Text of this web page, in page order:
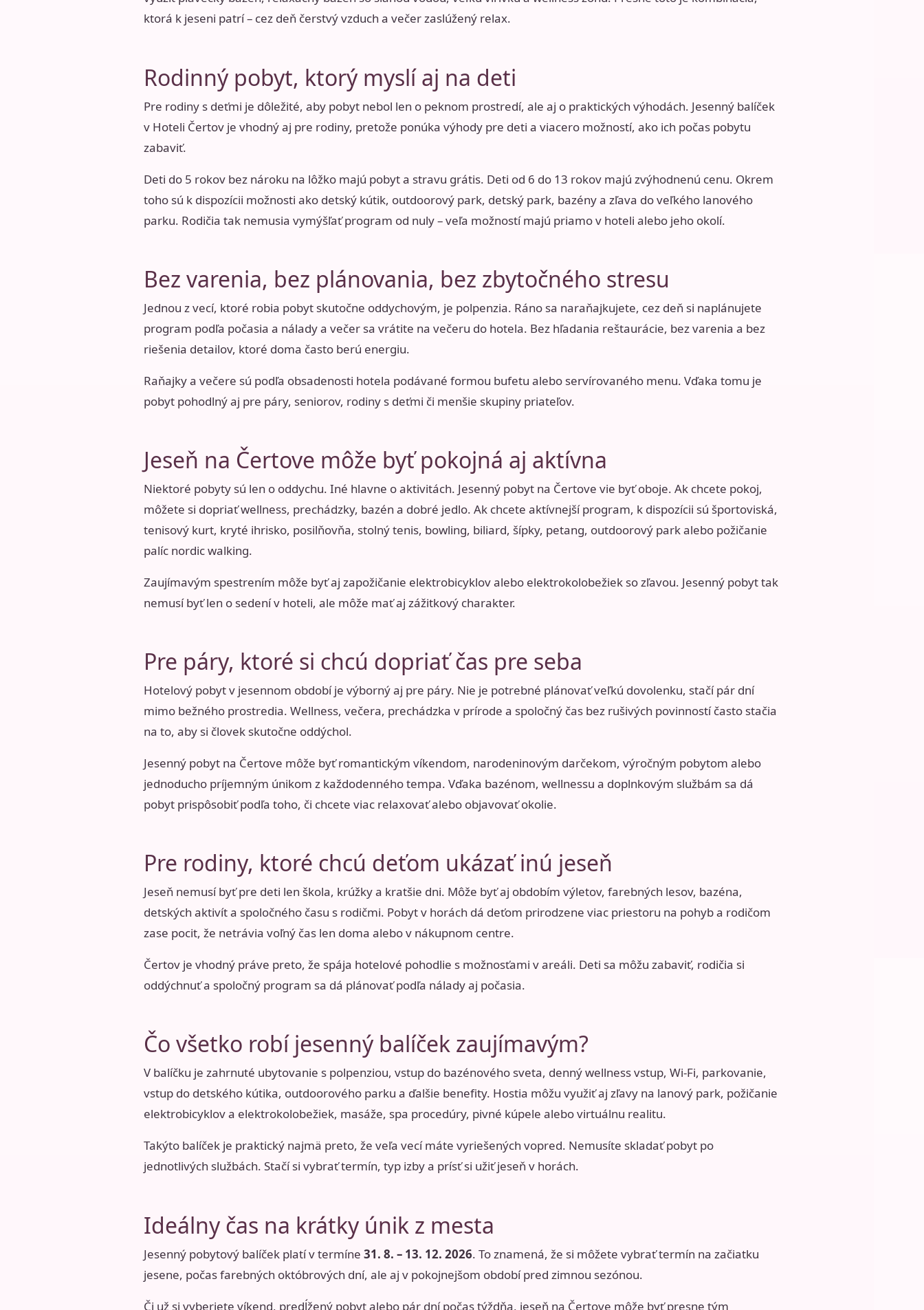
ktorá k jeseni patrí – cez deň čerstvý vzduch a večer zaslúžený relax.
Rodinný pobyt, ktorý myslí aj na deti
Pre rodiny s deťmi je dôležité, aby pobyt nebol len o peknom prostredí, ale aj o praktických výhodách. Jesenný balíček
v Hoteli Čertov je vhodný aj pre rodiny, pretože ponúka výhody pre deti a viacero možností, ako ich počas pobytu
zabaviť.
Deti do 5 rokov bez nároku na lôžko majú pobyt a stravu grátis. Deti od 6 do 13 rokov majú zvýhodnenú cenu. Okrem
toho sú k dispozícii možnosti ako detský kútik, outdoorový park, detský park, bazény a zľava do veľkého lanového
parku. Rodičia tak nemusia vymýšľať program od nuly – veľa možností majú priamo v hoteli alebo jeho okolí.
Bez varenia, bez plánovania, bez zbytočného stresu
Jednou z vecí, ktoré robia pobyt skutočne oddychovým, je polpenzia. Ráno sa naraňajkujete, cez deň si naplánujete
program podľa počasia a nálady a večer sa vrátite na večeru do hotela. Bez hľadania reštaurácie, bez varenia a bez
riešenia detailov, ktoré doma často berú energiu.
Raňajky a večere sú podľa obsadenosti hotela podávané formou bufetu alebo servírovaného menu. Vďaka tomu je
pobyt pohodlný aj pre páry, seniorov, rodiny s deťmi či menšie skupiny priateľov.
Jeseň na Čertove môže byť pokojná aj aktívna
Niektoré pobyty sú len o oddychu. Iné hlavne o aktivitách. Jesenný pobyt na Čertove vie byť oboje. Ak chcete pokoj,
môžete si dopriať wellness, prechádzky, bazén a dobré jedlo. Ak chcete aktívnejší program, k dispozícii sú športoviská,
tenisový kurt, kryté ihrisko, posilňovňa, stolný tenis, bowling, biliard, šípky, petang, outdoorový park alebo požičanie
palíc nordic walking.
Zaujímavým spestrením môže byť aj zapožičanie elektrobicyklov alebo elektrokolobežiek so zľavou. Jesenný pobyt tak
nemusí byť len o sedení v hoteli, ale môže mať aj zážitkový charakter.
Pre páry, ktoré si chcú dopriať čas pre seba
Hotelový pobyt v jesennom období je výborný aj pre páry. Nie je potrebné plánovať veľkú dovolenku, stačí pár dní
mimo bežného prostredia. Wellness, večera, prechádzka v prírode a spoločný čas bez rušivých povinností často stačia
na to, aby si človek skutočne oddýchol.
Jesenný pobyt na Čertove môže byť romantickým víkendom, narodeninovým darčekom, výročným pobytom alebo
jednoducho príjemným únikom z každodenného tempa. Vďaka bazénom, wellnessu a doplnkovým službám sa dá
pobyt prispôsobiť podľa toho, či chcete viac relaxovať alebo objavovať okolie.
Pre rodiny, ktoré chcú deťom ukázať inú jeseň
Jeseň nemusí byť pre deti len škola, krúžky a kratšie dni. Môže byť aj obdobím výletov, farebných lesov, bazéna,
detských aktivít a spoločného času s rodičmi. Pobyt v horách dá deťom prirodzene viac priestoru na pohyb a rodičom
zase pocit, že netrávia voľný čas len doma alebo v nákupnom centre.
Čertov je vhodný práve preto, že spája hotelové pohodlie s možnosťami v areáli. Deti sa môžu zabaviť, rodičia si
oddýchnuť a spoločný program sa dá plánovať podľa nálady aj počasia.
Čo všetko robí jesenný balíček zaujímavým?
V balíčku je zahrnuté ubytovanie s polpenziou, vstup do bazénového sveta, denný wellness vstup, Wi-Fi, parkovanie,
vstup do detského kútika, outdoorového parku a ďalšie benefity. Hostia môžu využiť aj zľavy na lanový park, požičanie
elektrobicyklov a elektrokolobežiek, masáže, spa procedúry, pivné kúpele alebo virtuálnu realitu.
Takýto balíček je praktický najmä preto, že veľa vecí máte vyriešených vopred. Nemusíte skladať pobyt po
jednotlivých službách. Stačí si vybrať termín, typ izby a prísť si užiť jeseň v horách.
Ideálny čas na krátky únik z mesta
Jesenný pobytový balíček platí v termíne 31. 8. – 13. 12. 2026. To znamená, že si môžete vybrať termín na začiatku
jesene, počas farebných októbrových dní, ale aj v pokojnejšom období pred zimnou sezónou.
Či už si vyberiete víkend, predĺžený pobyt alebo pár dní počas týždňa, jeseň na Čertove môže byť presne tým